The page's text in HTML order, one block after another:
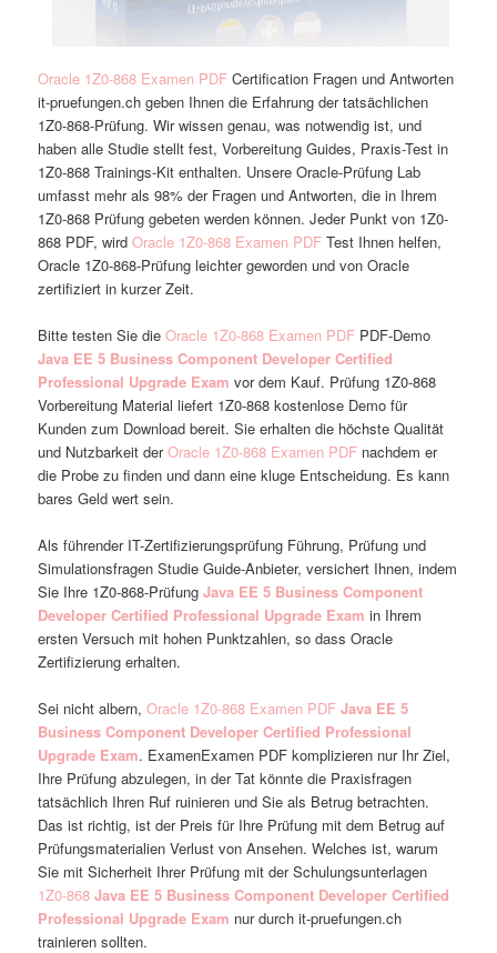
Oracle 1Z0-868 Examen PDF Certification Fragen und Antworten
it-pruefungen.ch geben Ihnen die Erfahrung der tatsächlichen
1Z0-868-Prüfung. Wir wissen genau, was notwendig ist, und
haben alle Studie stellt fest, Vorbereitung Guides, Praxis-Test in
1Z0-868 Trainings-Kit enthalten. Unsere Oracle-Prüfung Lab
umfasst mehr als 98% der Fragen und Antworten, die in Ihrem
1Z0-868 Prüfung gebeten werden können. Jeder Punkt von 1Z0-
868 PDF, wirdOracle 1Z0-868 Examen PDF Test Ihnen helfen,
Oracle 1Z0-868-Prüfung leichter geworden und von Oracle
zertifiziert in kurzer Zeit.
Bitte testen Sie dieOracle 1Z0-868 Examen PDF PDF-Demo
Java EE 5 Business Component Developer Certified
Professional Upgrade Exam vor dem Kauf. Prüfung 1Z0-868
Vorbereitung Material liefert 1Z0-868 kostenlose Demo für
Kunden zum Download bereit. Sie erhalten die höchste Qualität
und Nutzbarkeit derOracle 1Z0-868 Examen PDF nachdem er
die Probe zu finden und dann eine kluge Entscheidung. Es kann
bares Geld wert sein.
Als führender IT-Zertifizierungsprüfung Führung, Prüfung und
Simulationsfragen Studie Guide-Anbieter, versichert Ihnen, indem
Sie Ihre 1Z0-868-PrüfungJava EE 5 Business Component
Developer Certified Professional Upgrade Exam in Ihrem
ersten Versuch mit hohen Punktzahlen, so dass Oracle
Zertifizierung erhalten.
Sei nicht albern,Oracle 1Z0-868 Examen PDF Java EE 5
Business Component Developer Certified Professional
Upgrade Exam. ExamenExamen PDF komplizieren nur Ihr Ziel,
Ihre Prüfung abzulegen, in der Tat könnte die Praxisfragen
tatsächlich Ihren Ruf ruinieren und Sie als Betrug betrachten.
Das ist richtig, ist der Preis für Ihre Prüfung mit dem Betrug auf
Prüfungsmaterialien Verlust von Ansehen. Welches ist, warum
Sie mit Sicherheit Ihrer Prüfung mit der Schulungsunterlagen
1Z0-868 Java EE 5 Business Component Developer Certified
Professional Upgrade Exam nur durch it-pruefungen.ch
trainieren sollten.